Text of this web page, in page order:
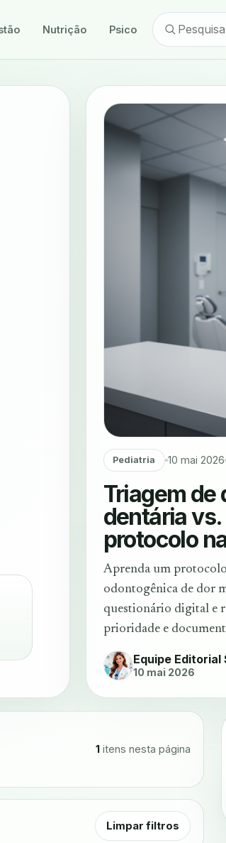
Nutrição Psicologia
Pediatria 10 mai 2026
Triagem de
dentária
protocolo
Aprenda um
odontogênica de dor
questionário digital e
prioridade e
Equipe Editorial
10 mai 2026
1 itens nesta página
Limpar filtros